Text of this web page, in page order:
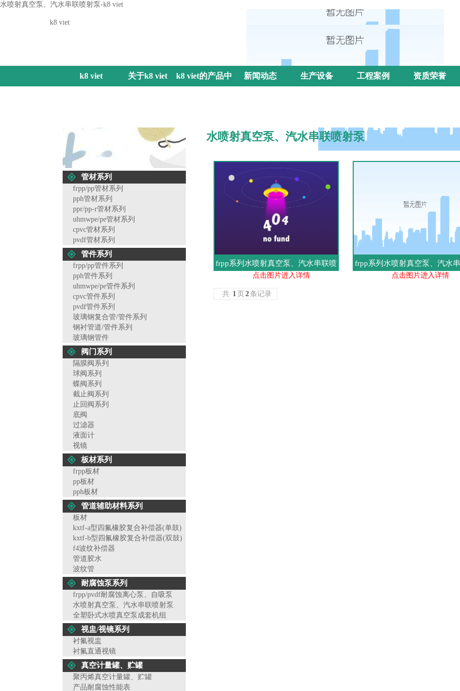
水喷射真空泵、汽水串联喷射泵-k8 viet
k8 viet
k8 viet 关于k8 viet k8 viet的产品中 新闻动态 生产设备 工程案例 资质荣誉
管材系列
frpp/pp管材系列
pph管材系列
ppr/pp-r管材系列
uhmwpe/pe管材系列
cpvc管材系列
pvdf管材系列
管件系列
frpp/pp管件系列
pph管件系列
uhmwpe/pe管件系列
cpvc管件系列
pvdf管件系列
玻璃钢复合管/管件系列
钢衬管道/管件系列
玻璃钢管件
阀门系列
隔膜阀系列
球阀系列
蝶阀系列
截止阀系列
止回阀系列
底阀
过滤器
液面计
视镜
板材系列
frpp板材
pp板材
pph板材
管道辅助材料系列
板材
kxtf-a型四氟橡胶复合补偿器(单鼓)
kxtf-b型四氟橡胶复合补偿器(双鼓)
f4波纹补偿器
管道胶水
波纹管
耐腐蚀泵系列
frpp/pvdf耐腐蚀离心泵、自吸泵
水喷射真空泵、汽水串联喷射泵
全塑卧式水喷真空泵成套机组
视盅/视镜系列
衬氟视盅
衬氟直通视镜
真空计量罐、贮罐
聚丙烯真空计量罐、贮罐
产品耐腐蚀性能表
水喷射真空泵、汽水串联喷射泵
frpp系列水喷射真空泵、汽水串联喷
射泵
点击图片进入详情
frpp系列水喷射真空泵、汽水
射泵
点击图片进入详情
共 1 页 2 条记录